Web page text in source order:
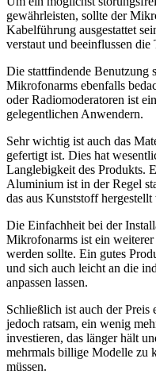
gewährleisten, sollte der
Kabelführung ausgestattet
verstaut und beeinflussen
Die stattfindende Benutzung
Mikrofonarms ebenfalls
oder Radiomoderatoren ist
gelegentlichen Anwendern.
Sehr wichtig ist auch das
gefertigt ist. Dies hat
Langlebigkeit des Produkts.
Aluminium ist in der Regel
das aus Kunststoff hergestellt
Die Einfachheit bei der
Mikrofonarms ist ein
werden sollte. Ein gutes
und sich auch leicht an die
anpassen lassen.
Schließlich ist auch der Preis
jedoch ratsam, ein wenig
investieren, das länger hält
mehrmals billige Modelle zu
müssen.